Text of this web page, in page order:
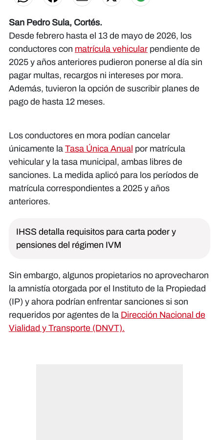
San Pedro Sula, Cortés.
Desde febrero hasta el 13 de mayo de 2026, los
conductores con matrícula vehicular pendiente de
2025 y años anteriores pudieron ponerse al día sin
pagar multas, recargos ni intereses por mora.
Además, tuvieron la opción de suscribir planes de
pago de hasta 12 meses.
Los conductores en mora podían cancelar
únicamente la Tasa Única Anual por matrícula
vehicular y la tasa municipal, ambas libres de
sanciones. La medida aplicó para los períodos de
matrícula correspondientes a 2025 y años
anteriores.
IHSS detalla requisitos para carta poder y
pensiones del régimen IVM
Sin embargo, algunos propietarios no aprovecharon
la amnistía otorgada por el Instituto de la Propiedad
(IP) y ahora podrían enfrentar sanciones si son
requeridos por agentes de la Dirección Nacional de
Vialidad y Transporte (DNVT).